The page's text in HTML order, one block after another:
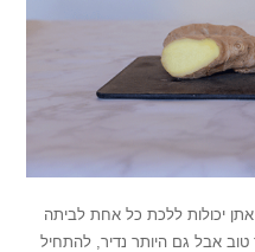
יכולות ללכת כל אחת לביתה
אבל גם היותר נדיר, להתחיל